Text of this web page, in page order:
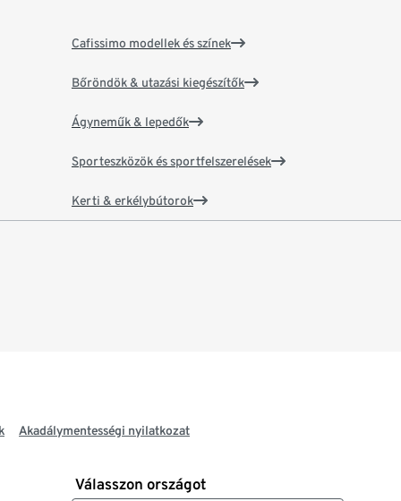
Cafissimo modellek és színek
Bőröndök & utazási kiegészítők
Ágyneműk & lepedők
Sporteszközök és sportfelszerelések
Kerti & erkélybútorok
Akadálymentességi nyilatkozat
Válasszon országot